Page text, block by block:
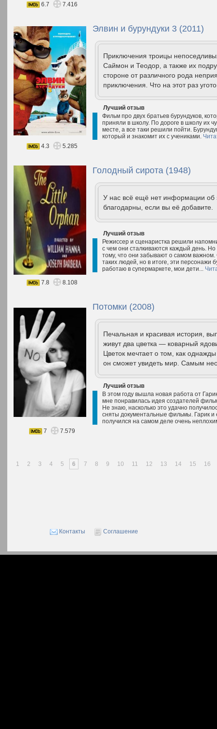
6.7 7.416
Элвин и бурундуки 3 (2011)
Приключения троицы
Саймон и Теодор, а также их
стороне от различного рода
приключения. Что на этот раз
Лучший отзыв
Фильм про двух братьев бурундуков,
приняли в школу. По дороге в школу их
месте, а все таки решили пойти.
который и знакомит их с учениками.
4.3
5.285
Голодный сирота (1948)
У нас всё ещё нет информации
благодарны, если вы её добавите.
Лучший отзыв
Режиссер и сценаристка решили
с чем они сталкиваются каждый день.
тому, что они забывают о самом
таких людей, но в итоге, эти персонажи
работаю в супермаркете, мои дети...
7.8
8.108
Потомки (2008)
Печальная и красивая история,
живут два цветка — коварный
Цветок мечтает о том, как однажды
он сможет увидеть мир. Самым
Лучший отзыв
В этом году вышла новая работа от
мне понравилась идея создателей
Не знаю, насколько это удачно
сняты документальные фильмы. Гарик и
получился на самом деле очень
7
7.579
1 2 3 4 5 6 7 8 9 10 11 12 13 14 15 16
Контакты Соглашение